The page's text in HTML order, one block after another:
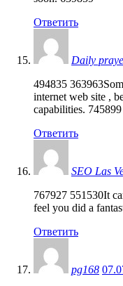
Ответить
Daily
494835
internet web site ,
capabilities. 745899
Ответить
SEO Las
767927 551530It
feel you did a
Ответить
pg168